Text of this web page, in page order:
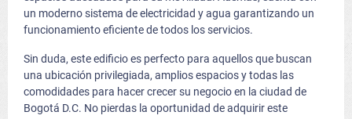
un moderno sistema de electricidad y agua garantizando un
funcionamiento eficiente de todos los servicios.
Sin duda, este edificio es perfecto para aquellos que buscan
una ubicación privilegiada, amplios espacios y todas las
comodidades para hacer crecer su negocio en la ciudad de
Bogotá D.C. No pierdas la oportunidad de adquirir este